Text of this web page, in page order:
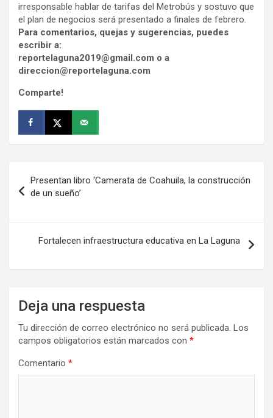
irresponsable hablar de tarifas del Metrobús y sostuvo que
el plan de negocios será presentado a finales de febrero.
Para comentarios, quejas y sugerencias, puedes
escribir a:
reportelaguna2019@gmail.com o a
direccion@reportelaguna.com
Comparte!
de
Presentan libro ‘Camerata de Coahuila, la construcción
de un sueño’
Fortalecen infraestructura educativa en La Laguna
Deja una respuesta
Tu dirección de correo electrónico no será publicada. Los
campos obligatorios están marcados con *
Comentario *